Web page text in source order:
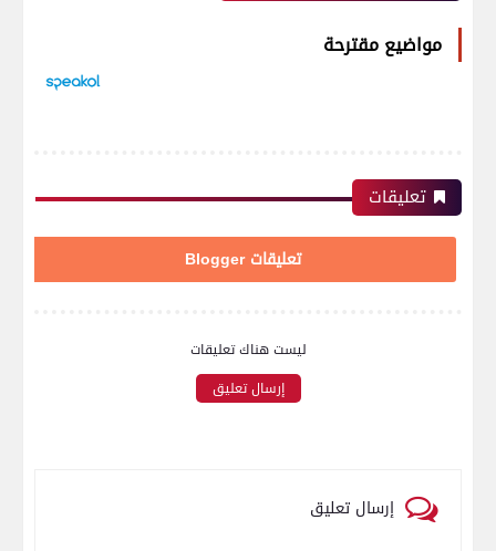
مواضيع مقترحة
تعليقات
تعليقات Blogger
ليست هناك تعليقات
إرسال تعليق
إرسال تعليق